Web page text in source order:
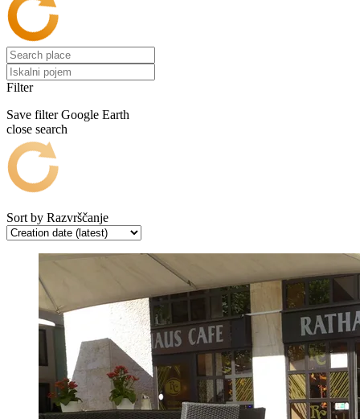
Filter
Save filter Google Earth
close search
Sort by Razvrščanje